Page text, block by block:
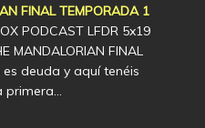
FINAL TEMPORADA 1
PODCAST LFDR 5x19
MANDALORIAN FINAL
deuda y aquí tenéis
primera…